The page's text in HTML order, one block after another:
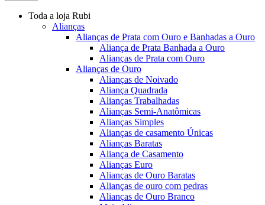
Toda a loja Rubi
Alianças
Alianças de Prata com Ouro e Banhadas a Ouro
Aliança de Prata Banhada a Ouro
Alianças de Prata com Ouro
Alianças de Ouro
Alianças de Noivado
Aliança Quadrada
Alianças Trabalhadas
Alianças Semi-Anatômicas
Alianças Simples
Alianças de casamento Únicas
Alianças Baratas
Aliança de Casamento
Alianças Euro
Alianças de Ouro Baratas
Alianças de ouro com pedras
Alianças de Ouro Branco